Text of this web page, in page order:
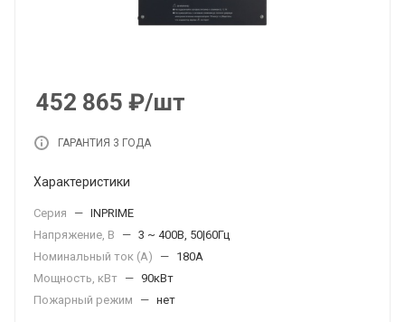
452 865 ₽/шт
ГАРАНТИЯ 3 ГОДА
Характеристики
Серия — INPRIME
Напряжение, В
— 3 ~ 400В, 50|60Гц
Номинальный ток (А)
— 180А
Мощность, кВт — 90кВт
Пожарный режим
— нет